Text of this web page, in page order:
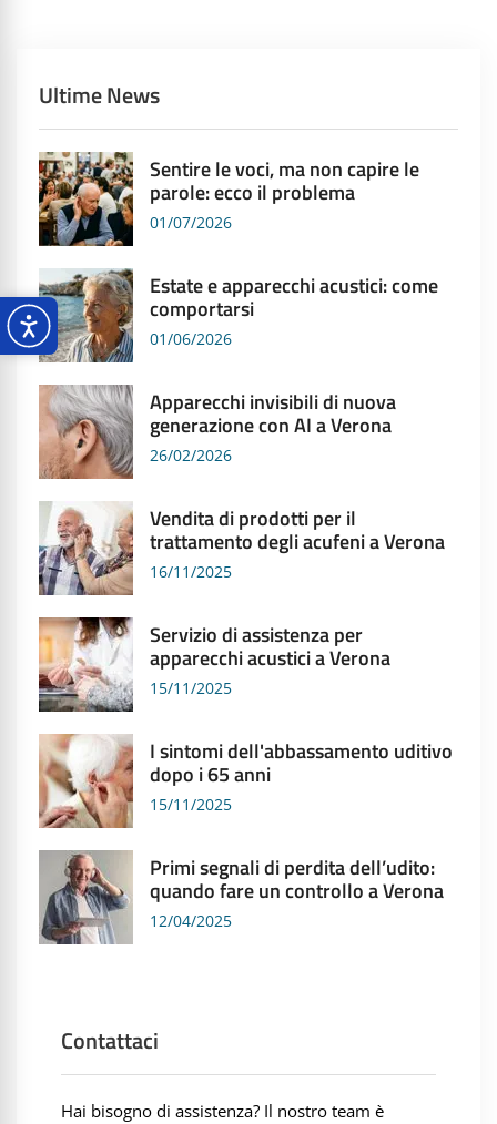
Ultime News
Sentire le voci, ma non capire le
parole: ecco il problema
01/07/2026
Estate e apparecchi acustici: come
comportarsi
01/06/2026
Apparecchi invisibili di nuova
generazione con AI a Verona
26/02/2026
Vendita di prodotti per il
trattamento degli acufeni a Verona
16/11/2025
Servizio di assistenza per
apparecchi acustici a Verona
15/11/2025
I sintomi dell'abbassamento uditivo
dopo i 65 anni
15/11/2025
Primi segnali di perdita dell’udito:
quando fare un controllo a Verona
12/04/2025
Contattaci
Hai bisogno di assistenza? Il nostro team è